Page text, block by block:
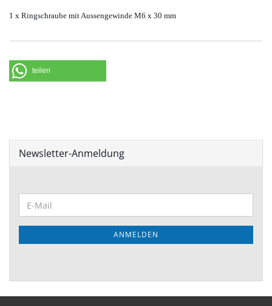
1 x Ringschraube mit Aussengewinde M6 x 30 mm
teilen
Newsletter-Anmeldung
ANMELDEN